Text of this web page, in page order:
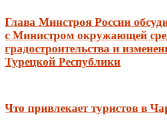
Глава Минстроя России
с Министром окружающей
градостроительства и
Турецкой Республики
Что привлекает туристов в